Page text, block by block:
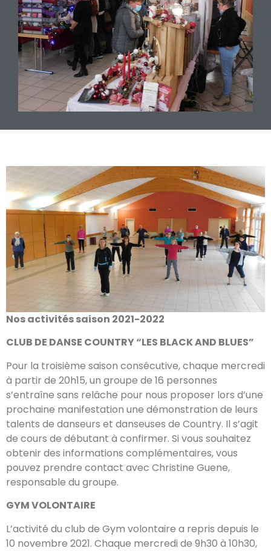
Nos activités saison 2021-2022
CLUB DE DANSE COUNTRY “LES BLACK AND BLUES”
Pour la troisième saison consécutive, chaque mercredi
à partir de 20h15, un groupe de 16 personnes
s’entraîne sans relâche pour nous proposer lors d’une
prochaine manifestation une démonstration de leurs
talents de danseurs et danseuses de Country. Il s’agit
de cours de débutant à confirmer. Si vous souhaitez
obtenir des informations complémentaires, vous
pouvez prendre contact avec Christine Guene,
responsable du groupe.
GYM VOLONTAIRE
L’activité du club de Gym volontaire a repris depuis le
10 novembre 2021. Chaque mercredi de 9h30 à 10h30,